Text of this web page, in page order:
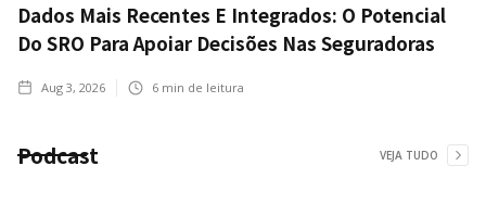
Dados Mais Recentes E Integrados: O Potencial
Do SRO Para Apoiar Decisões Nas Seguradoras
Aug 3, 2026 6 min de leitura
Podcast VEJA TUDO